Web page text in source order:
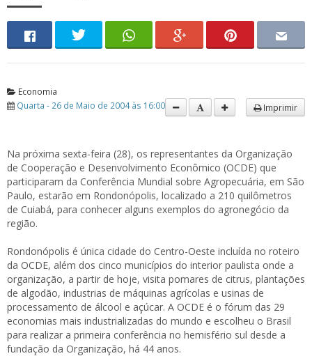
Economia
Quarta - 26 de Maio de 2004 às 16:00
Imprimir
Na próxima sexta-feira (28), os representantes da Organização
de Cooperação e Desenvolvimento Econômico (OCDE) que
participaram da Conferência Mundial sobre Agropecuária, em São
Paulo, estarão em Rondonópolis, localizado a 210 quilômetros
de Cuiabá, para conhecer alguns exemplos do agronegócio da
região.
Rondonópolis é única cidade do Centro-Oeste incluída no roteiro
da OCDE, além dos cinco municípios do interior paulista onde a
organização, a partir de hoje, visita pomares de citrus, plantações
de algodão, industrias de máquinas agrícolas e usinas de
processamento de álcool e açúcar. A OCDE é o fórum das 29
economias mais industrializadas do mundo e escolheu o Brasil
para realizar a primeira conferência no hemisfério sul desde a
fundação da Organização, há 44 anos.